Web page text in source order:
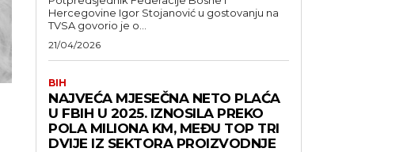
Hercegovine Igor Stojanović u gostovanju na
TVSA govorio je o...
21/04/2026
BIH
NAJVEĆA MJESEČNA NETO PLAĆA
U FBIH U 2025. IZNOSILA PREKO
POLA MILIONA KM, MEĐU TOP TRI
DVIJE IZ SEKTORA PROIZVODNJE